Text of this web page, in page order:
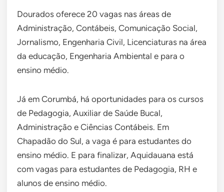
Dourados oferece 20 vagas nas áreas de
Administração, Contábeis, Comunicação Social,
Jornalismo, Engenharia Civil, Licenciaturas na área
da educação, Engenharia Ambiental e para o
ensino médio.
Já em Corumbá, há oportunidades para os cursos
de Pedagogia, Auxiliar de Saúde Bucal,
Administração e Ciências Contábeis. Em
Chapadão do Sul, a vaga é para estudantes do
ensino médio. E para finalizar, Aquidauana está
com vagas para estudantes de Pedagogia, RH e
alunos de ensino médio.